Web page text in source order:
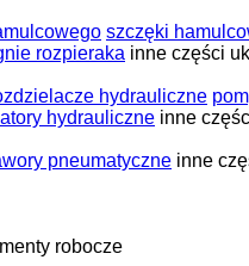
szczęki
rozpieraka inne części
hydrauliczne
hydrauliczne inne
pneumatyczne inne
robocze